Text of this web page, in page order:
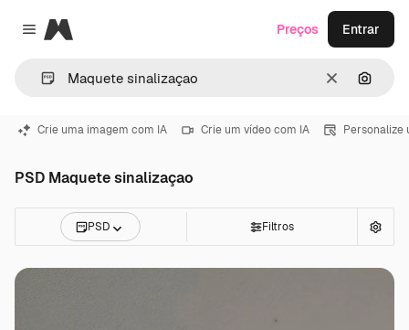
Close menu
Magnific
Limpar
Preços Entrar
Crie uma imagem com IA Crie um vídeo com IA Personalize
PSD Maquete sinalizaçao
PSD Filtros